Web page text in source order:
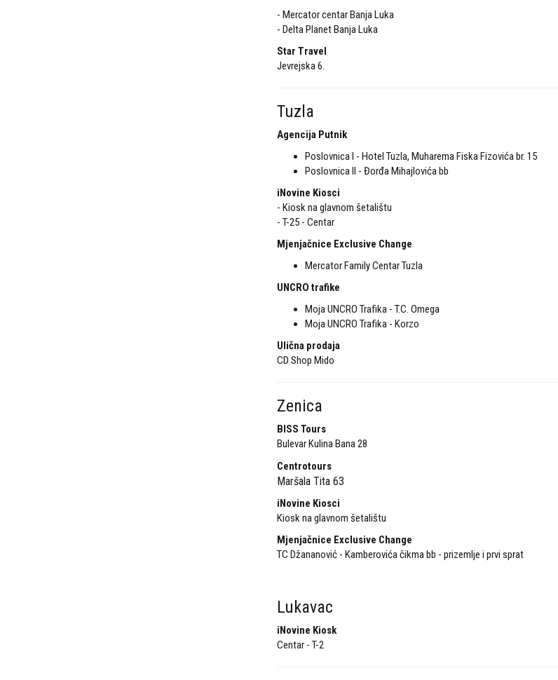
- Mercator centar Banja Luka
- Delta Planet Banja Luka
Star Travel
Jevrejska 6.
Tuzla
Agencija Putnik
Poslovnica I - Hotel Tuzla, Muharema Fiska Fizovića br. 15
Poslovnica II - Đorđa Mihajlovića bb
iNovine Kiosci
- Kiosk na glavnom šetalištu
- T-25 - Centar
Mjenjačnice Exclusive Change
Mercator Family Centar Tuzla
UNCRO trafike
Moja UNCRO Trafika - T.C. Omega
Moja UNCRO Trafika - Korzo
Ulična prodaja
CD Shop Mido
Zenica
BISS Tours
Bulevar Kulina Bana 28
Centrotours
Maršala Tita 63
iNovine Kiosci
Kiosk na glavnom šetalištu
Mjenjačnice Exclusive Change
TC Džananović - Kamberovića čikma bb - prizemlje i prvi sprat
Lukavac
iNovine Kiosk
Centar - T-2